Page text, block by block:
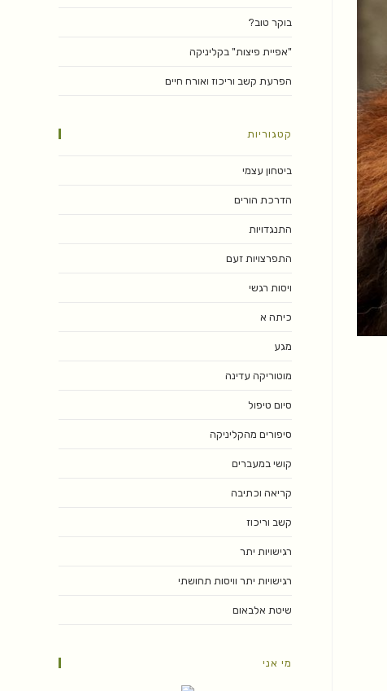
בוקר טוב?
"אפיית פיצות" בקליניקה
הפרעת קשב וריכוז ואורח חיים
קטגוריות
ביטחון עצמי
הדרכת הורים
התנגדויות
התפרצויות זעם
ויסות רגשי
כיתה א
מגע
מוטוריקה עדינה
סיום טיפול
סיפורים מהקליניקה
קושי במעברים
קריאה וכתיבה
קשב וריכוז
רגישויות יתר
רגישויות יתר וויסות תחושתי
שיטת אלבאום
מי אני